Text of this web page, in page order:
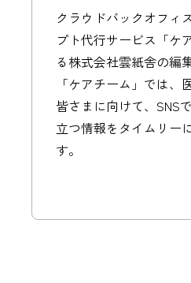
クラウドバックオフィ
プト代行サービス「ケ
る株式会社雲紙舎の編
「ケアチーム」では、
皆さまに向けて、SNS
立つ情報をタイムリー
す。